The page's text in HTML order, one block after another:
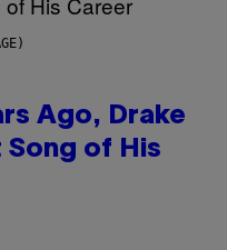
Ago, Drake
Song of His